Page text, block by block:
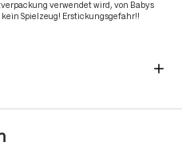
verwendet wird, von Babys
Spielzeug! Erstickungsgefahr!!